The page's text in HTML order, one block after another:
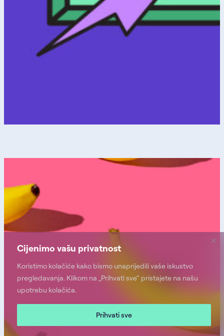
Cijenimo vašu privatnost
Koristimo kolačiće kako bismo unaprijedili vaše iskustvo
pregledavanja. Klikom na „Prihvati sve“ pristajete na našu
upotrebu kolačića.
Prihvati sve